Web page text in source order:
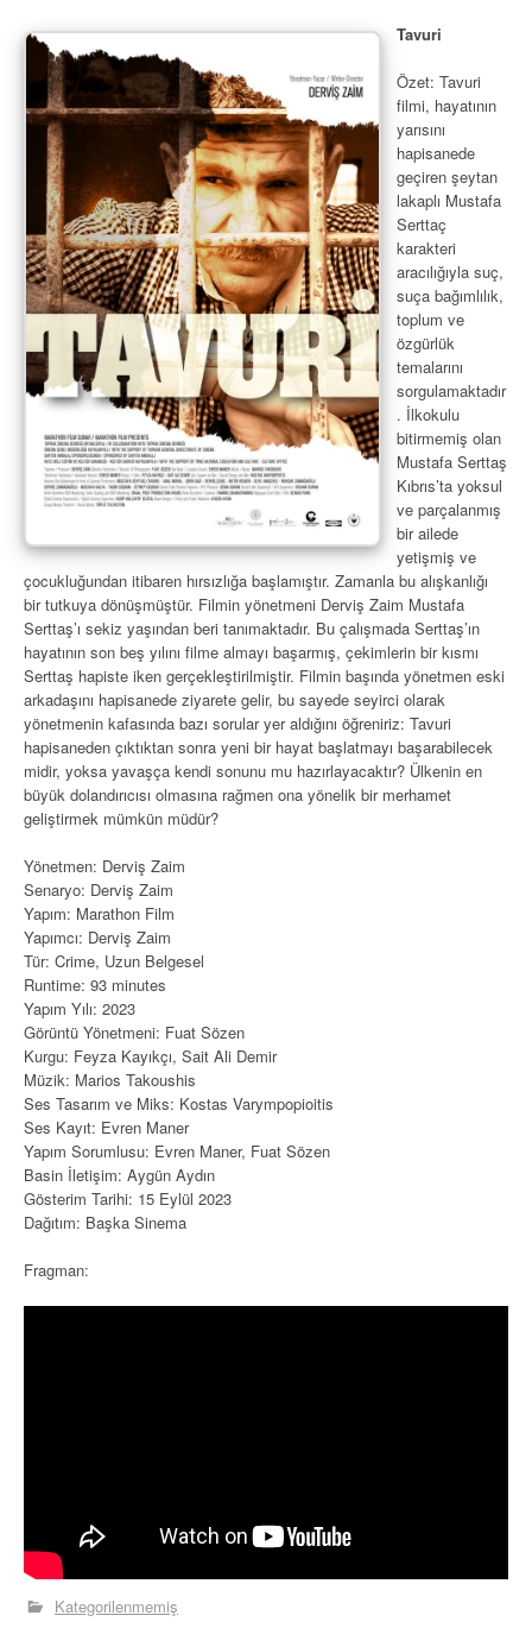
Tavuri
Özet: Tavuri
filmi, hayatının
yarısını
hapisanede
geçiren şeytan
lakaplı Mustafa
Serttaç
karakteri
aracılığıyla suç,
suça bağımlılık,
toplum ve
özgürlük
temalarını
sorgulamaktadır
. İlkokulu
bitirmemiş olan
Mustafa Serttaş
Kıbrıs’ta yoksul
ve parçalanmış
bir ailede
yetişmiş ve
çocukluğundan itibaren hırsızlığa başlamıştır. Zamanla bu alışkanlığı
bir tutkuya dönüşmüştür. Filmin yönetmeni Derviş Zaim Mustafa
Serttaş’ı sekiz yaşından beri tanımaktadır. Bu çalışmada Serttaş’ın
hayatının son beş yılını filme almayı başarmış, çekimlerin bir kısmı
Serttaş hapiste iken gerçekleştirilmiştir. Filmin başında yönetmen eski
arkadaşını hapisanede ziyarete gelir, bu sayede seyirci olarak
yönetmenin kafasında bazı sorular yer aldığını öğreniriz: Tavuri
hapisaneden çıktıktan sonra yeni bir hayat başlatmayı başarabilecek
midir, yoksa yavaşça kendi sonunu mu hazırlayacaktır? Ülkenin en
büyük dolandırıcısı olmasına rağmen ona yönelik bir merhamet
geliştirmek mümkün müdür?
Yönetmen: Derviş Zaim
Senaryo: Derviş Zaim
Yapım: Marathon Film
Yapımcı: Derviş Zaim
Tür: Crime, Uzun Belgesel
Runtime: 93 minutes
Yapım Yılı: 2023
Görüntü Yönetmeni: Fuat Sözen
Kurgu: Feyza Kayıkçı, Sait Ali Demir
Müzik: Marios Takoushis
Ses Tasarım ve Miks: Kostas Varympopioitis
Ses Kayıt: Evren Maner
Yapım Sorumlusu: Evren Maner, Fuat Sözen
Basin İletişim: Aygün Aydın
Gösterim Tarihi: 15 Eylül 2023
Dağıtım: Başka Sinema
Fragman:
Kategorilenmemiş